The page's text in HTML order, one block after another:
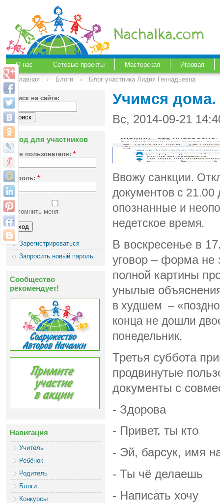
О нас Сетевые проекты Мастерская
Игровая
Главная
› Блоги › Блог участника Лидия Геннадьевна
Поиск на сайте:
Вход для участников
Имя пользователя: *
Пароль: *
Запомнить меня
Зарегистрироваться
Запросить новый пароль
Сообщество
рекомендует!
Навигация
Учитель
Ребёнок
Родитель
Блоги
Конкурсы
Учимся дома.
Вс, 2014-09-21
Ввожу санкции.
документов с 21.00
опознанные и
недетское время.
В воскресенье в
уговор – форма не
полной картины
унылые
в худшем –
конца не дошли
понедельник.
Третья суббота
продвинутые
документы с
- Здорова
- Привет, ты кто
- Эй, барсук, имя
- Ты чё делаешь
- Написать хочу